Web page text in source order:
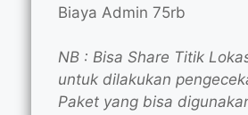
Biaya Admin 75rb
NB : Bisa Share Titik
untuk dilakukan
Paket yang bisa